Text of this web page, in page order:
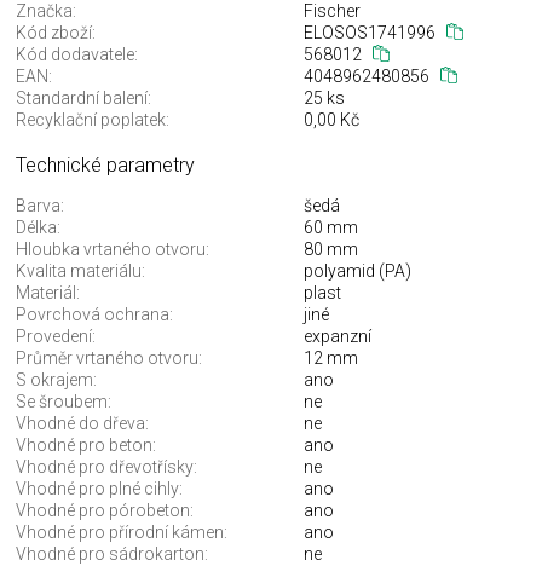
Značka:
Fischer
Kód zboží:
ELOSOS1741996
Kód dodavatele:
568012
EAN:
4048962480856
Standardní balení:
25 ks
Recyklační poplatek:
0,00 Kč
Technické parametry
Barva:
šedá
Délka:
60 mm
Hloubka vrtaného otvoru:
80 mm
Kvalita materiálu:
polyamid (PA)
Materiál:
plast
Povrchová ochrana:
jiné
Provedení:
expanzní
Průměr vrtaného otvoru:
12 mm
S okrajem:
ano
Se šroubem:
ne
Vhodné do dřeva:
ne
Vhodné pro beton:
ano
Vhodné pro dřevotřísky:
ne
Vhodné pro plné cihly:
ano
Vhodné pro pórobeton:
ano
Vhodné pro přírodní kámen:
ano
Vhodné pro sádrokarton:
ne